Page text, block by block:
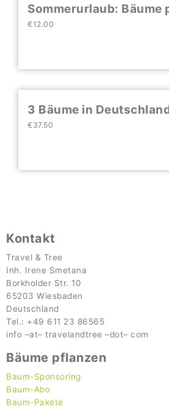
Sommerurlaub: Bäume
€ 12.00
3 Bäume in
€ 37.50
Kontakt
Travel & Tree
Inh. Irene Smetana
Borkholder Str. 10
65203 Wiesbaden
Deutschland
Tel.: +49 611 23 86565
info –at– travelandtree –dot– com
Bäume pflanzen
Baum-Sponsoring
Baum-Abo
Baum-Pakete